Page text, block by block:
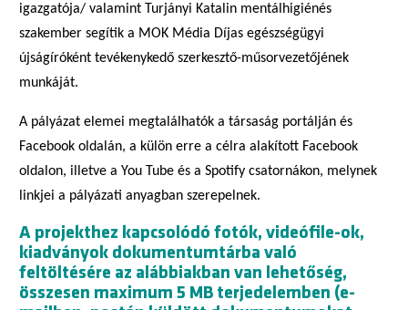
igazgatója/ valamint Turjányi Katalin mentálhigiénés
szakember segítik a MOK Média Díjas egészségügyi
újságíróként tevékenykedő szerkesztő-műsorvezetőjének
munkáját.
A pályázat elemei megtalálhatók a társaság portálján és
Facebook oldalán, a külön erre a célra alakított Facebook
oldalon, illetve a You Tube és a Spotify csatornákon, melynek
linkjei a pályázati anyagban szerepelnek.
A projekthez kapcsolódó fotók, videófile-ok,
kiadványok dokumentumtárba való
feltöltésére az alábbiakban van lehetőség,
összesen maximum 5 MB terjedelemben (e-